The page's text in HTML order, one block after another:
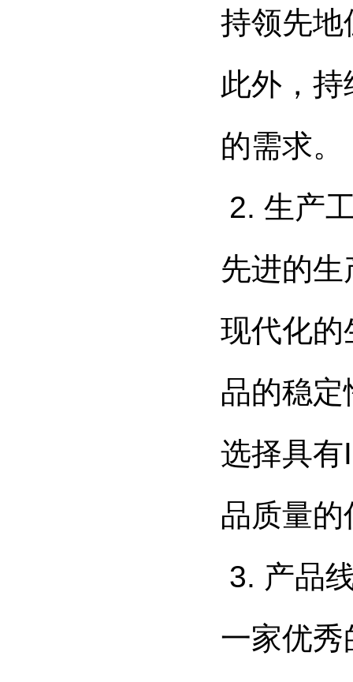
持领先地
此外，
的需求。
2. 生产
先进的
现代化的
品的稳
选择具有
品质量的
3. 产品
一家优